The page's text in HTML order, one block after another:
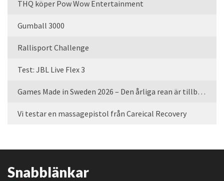
THQ köper Pow Wow Entertainment
Gumball 3000
Rallisport Challenge
Test: JBL Live Flex 3
Games Made in Sweden 2026 – Den årliga rean är tillbaka
Vi testar en massagepistol från Careical Recovery
Snabblänkar